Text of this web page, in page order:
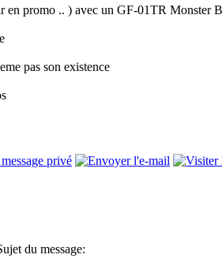
en promo .. ) avec un GF-01TR Monster
pas son existence
du message: